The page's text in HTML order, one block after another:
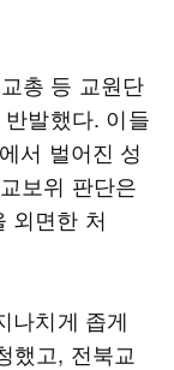
총 등 교원단
반발했다. 이들
서 벌어진 성
보위 판단은
외면한 처
나치게 좁게
했고, 전북교